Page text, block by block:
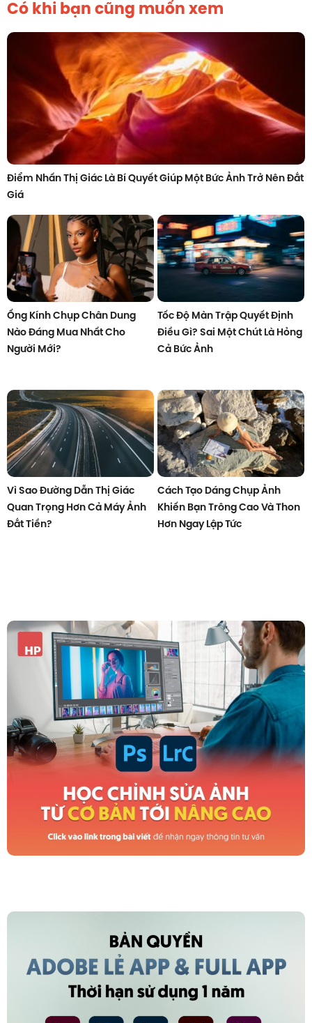
Có khi bạn cũng muốn xem
Điểm Nhấn Thị Giác Là Bí Quyết Giúp Một Bức Ảnh Trở Nên Đắt
Giá
Ống Kính Chụp Chân Dung
Nào Đáng Mua Nhất Cho
Người Mới?
Tốc Độ Màn Trập Quyết Định
Điều Gì? Sai Một Chút Là Hỏng
Cả Bức Ảnh
Vì Sao Đường Dẫn Thị Giác
Quan Trọng Hơn Cả Máy Ảnh
Đắt Tiền?
Cách Tạo Dáng Chụp Ảnh
Khiến Bạn Trông Cao Và Thon
Hơn Ngay Lập Tức